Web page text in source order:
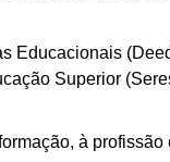
Educacionais
Superior
à profissão